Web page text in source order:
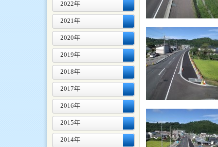
2022年
2021年
2020年
2019年
2018年
2017年
2016年
2015年
2014年